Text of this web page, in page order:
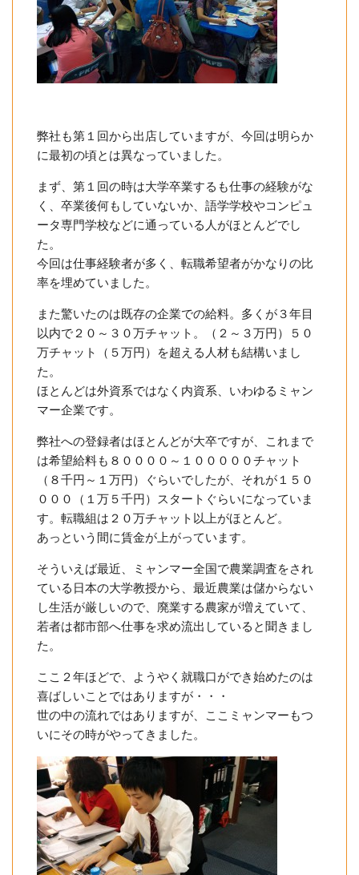
弊社も第１回から出店していますが、今回は明らか
に最初の頃とは異なっていました。
まず、第１回の時は大学卒業するも仕事の経験がな
く、卒業後何もしていないか、語学学校やコンピュ
ータ専門学校などに通っている人がほとんどでし
た。
今回は仕事経験者が多く、転職希望者がかなりの比
率を埋めていました。
また驚いたのは既存の企業での給料。多くが３年目
以内で２０～３０万チャット。（２～３万円）５０
万チャット（５万円）を超える人材も結構いまし
た。
ほとんどは外資系ではなく内資系、いわゆるミャン
マー企業です。
弊社への登録者はほとんどが大卒ですが、これまで
は希望給料も８００００～１０００００チャット
（８千円～１万円）ぐらいでしたが、それが１５０
０００（１万５千円）スタートぐらいになっていま
す。転職組は２０万チャット以上がほとんど。
あっという間に賃金が上がっています。
そういえば最近、ミャンマー全国で農業調査をされ
ている日本の大学教授から、最近農業は儲からない
し生活が厳しいので、廃業する農家が増えていて、
若者は都市部へ仕事を求め流出していると聞きまし
た。
ここ２年ほどで、ようやく就職口ができ始めたのは
喜ばしいことではありますが・・・
世の中の流れではありますが、ここミャンマーもつ
いにその時がやってきました。